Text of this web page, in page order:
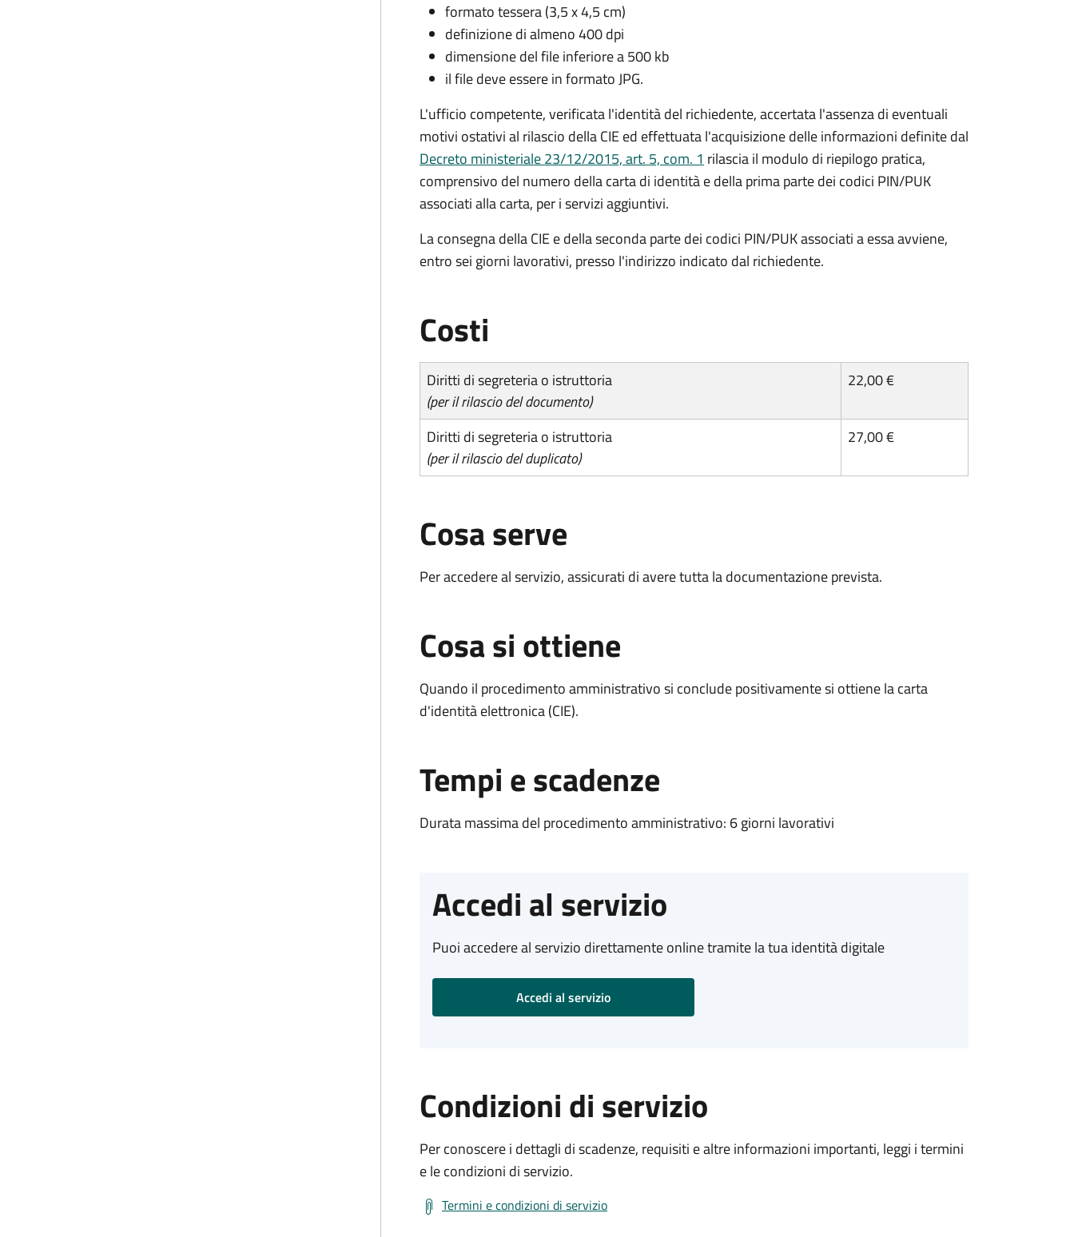
formato tessera (3,5 x 4,5 cm)
definizione di almeno 400 dpi
dimensione del file inferiore a 500 kb
il file deve essere in formato JPG.
L'ufficio competente, verificata l'identità del richiedente, accertata l'assenza di eventuali
motivi ostativi al rilascio della CIE ed effettuata l'acquisizione delle informazioni definite dal
Decreto ministeriale 23/12/2015, art. 5, com. 1 rilascia il modulo di riepilogo pratica,
comprensivo del numero della carta di identità e della prima parte dei codici PIN/PUK
associati alla carta, per i servizi aggiuntivi.
La consegna della CIE e della seconda parte dei codici PIN/PUK associati a essa avviene,
entro sei giorni lavorativi, presso l'indirizzo indicato dal richiedente.
Costi
Diritti di segreteria o istruttoria
(per il rilascio del documento)
22,00 €
Diritti di segreteria o istruttoria
(per il rilascio del duplicato)
27,00 €
Cosa serve
Per accedere al servizio, assicurati di avere tutta la documentazione prevista.
Cosa si ottiene
Quando il procedimento amministrativo si conclude positivamente si ottiene la carta
d'identità elettronica (CIE).
Tempi e scadenze
Durata massima del procedimento amministrativo: 6 giorni lavorativi
Accedi al servizio
Puoi accedere al servizio direttamente online tramite la tua identità digitale
Accedi al servizio
Condizioni di servizio
Per conoscere i dettagli di scadenze, requisiti e altre informazioni importanti, leggi i termini
e le condizioni di servizio.
Termini e condizioni di servizio